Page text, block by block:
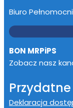
Biuro
BON MRPiPS
Zobacz nasz
Deklaracja